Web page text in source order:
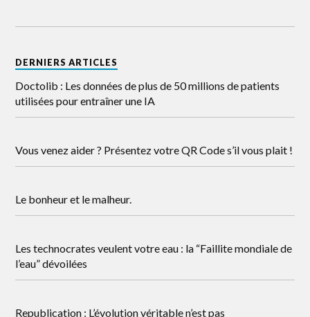
DERNIERS ARTICLES
Doctolib : Les données de plus de 50 millions de patients
utilisées pour entraîner une IA
Vous venez aider ? Présentez votre QR Code s’il vous plait !
Le bonheur et le malheur.
Les technocrates veulent votre eau : la “Faillite mondiale de
l’eau” dévoilées
Republication : L’évolution véritable n’est pas